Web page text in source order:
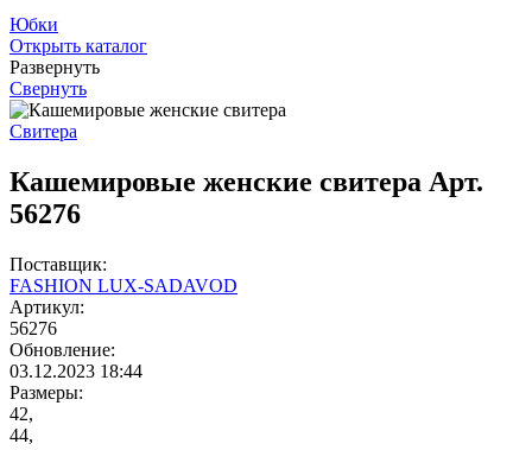
Юбки
Открыть каталог
Развернуть
Свернуть
Свитера
Кашемировые женские свитера Арт.
56276
Поставщик:
FASHION LUX-SADAVOD
Артикул:
56276
Обновление:
03.12.2023 18:44
Размеры:
42,
44,